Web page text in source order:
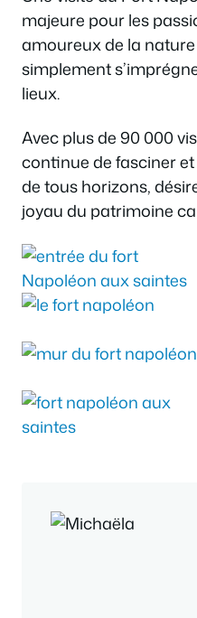
majeure pour les
amoureux de la
simplement
lieux.
Avec plus de 90 000
continue de fasciner
de tous horizons,
joyau du patrimoine